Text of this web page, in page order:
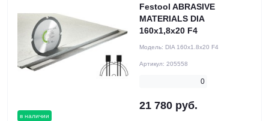
в наличии
Festool ABRASIVE
MATERIALS DIA
160x1,8x20 F4
Модель: DIA 160x1.8x20 F4
Артикул: 205558
0
21 780 руб.